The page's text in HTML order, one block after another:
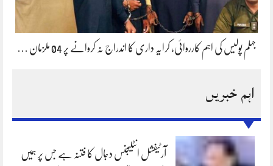
جہلم پولیس کی اہم کارروائی، کرایہ داری کا اندراج نہ کروانے پر 04 ملزمان …
اہم خبریں
آرٹیفشل انٹلیجنس دجال کا فتنہ ہے جس پر ہمیں